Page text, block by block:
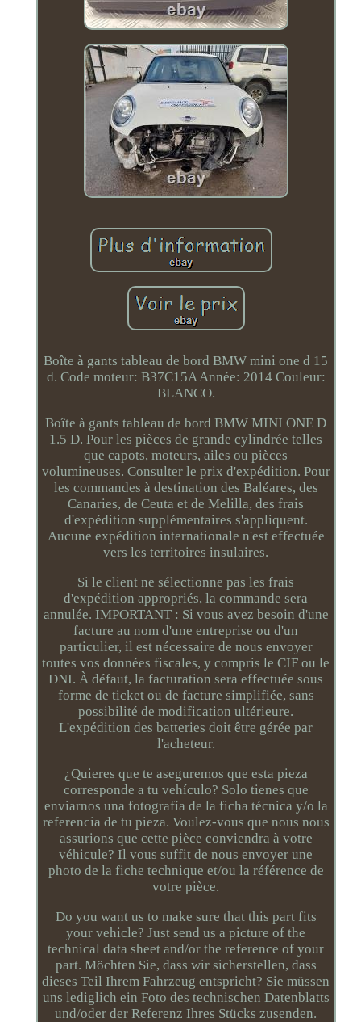
Boîte à gants tableau de bord BMW mini one d 15
d. Code moteur: B37C15A Année: 2014 Couleur:
BLANCO.
Boîte à gants tableau de bord BMW MINI ONE D
1.5 D. Pour les pièces de grande cylindrée telles
que capots, moteurs, ailes ou pièces
volumineuses. Consulter le prix d'expédition. Pour
les commandes à destination des Baléares, des
Canaries, de Ceuta et de Melilla, des frais
d'expédition supplémentaires s'appliquent.
Aucune expédition internationale n'est effectuée
vers les territoires insulaires.
Si le client ne sélectionne pas les frais
d'expédition appropriés, la commande sera
annulée. IMPORTANT : Si vous avez besoin d'une
facture au nom d'une entreprise ou d'un
particulier, il est nécessaire de nous envoyer
toutes vos données fiscales, y compris le CIF ou le
DNI. À défaut, la facturation sera effectuée sous
forme de ticket ou de facture simplifiée, sans
possibilité de modification ultérieure.
L'expédition des batteries doit être gérée par
l'acheteur.
¿Quieres que te aseguremos que esta pieza
corresponde a tu vehículo? Solo tienes que
enviarnos una fotografía de la ficha técnica y/o la
referencia de tu pieza. Voulez-vous que nous nous
assurions que cette pièce conviendra à votre
véhicule? Il vous suffit de nous envoyer une
photo de la fiche technique et/ou la référence de
votre pièce.
Do you want us to make sure that this part fits
your vehicle? Just send us a picture of the
technical data sheet and/or the reference of your
part. Möchten Sie, dass wir sicherstellen, dass
dieses Teil Ihrem Fahrzeug entspricht? Sie müssen
uns lediglich ein Foto des technischen Datenblatts
und/oder der Referenz Ihres Stücks zusenden.